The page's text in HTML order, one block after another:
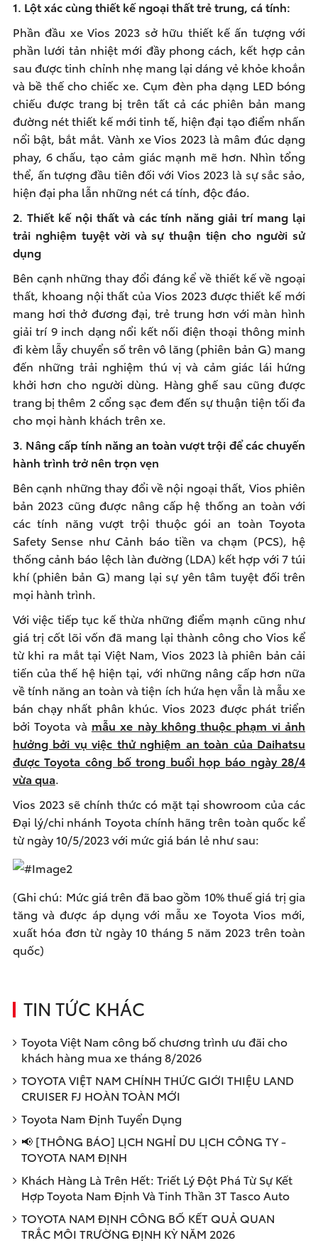
1. Lột xác cùng thiết kế ngoại thất trẻ trung, cá tính:
Phần đầu xe Vios 2023 sở hữu thiết kế ấn tượng với
phần lưới tản nhiệt mới đầy phong cách, kết hợp cản
sau được tinh chỉnh nhẹ mang lại dáng vẻ khỏe khoắn
và bề thế cho chiếc xe. Cụm đèn pha dạng LED bóng
chiếu được trang bị trên tất cả các phiên bản mang
đường nét thiết kế mới tinh tế, hiện đại tạo điểm nhấn
nổi bật, bắt mắt. Vành xe Vios 2023 là mâm đúc dạng
phay, 6 chấu, tạo cảm giác mạnh mẽ hơn. Nhìn tổng
thể, ấn tượng đầu tiên đối với Vios 2023 là sự sắc sảo,
hiện đại pha lẫn những nét cá tính, độc đáo.
2. Thiết kế nội thất và các tính năng giải trí mang lại
trải nghiệm tuyệt vời và sự thuận tiện cho người sử
dụng
Bên cạnh những thay đổi đáng kể về thiết kế về ngoại
thất, khoang nội thất của Vios 2023 được thiết kế mới
mang hơi thở đương đại, trẻ trung hơn với màn hình
giải trí 9 inch dạng nổi kết nối điện thoại thông minh
đi kèm lẫy chuyển số trên vô lăng (phiên bản G) mang
đến những trải nghiệm thú vị và cảm giác lái hứng
khởi hơn cho người dùng. Hàng ghế sau cũng được
trang bị thêm 2 cổng sạc đem đến sự thuận tiện tối đa
cho mọi hành khách trên xe.
3. Nâng cấp tính năng an toàn vượt trội để các chuyến
hành trình trở nên trọn vẹn
Bên cạnh những thay đổi về nội ngoại thất, Vios phiên
bản 2023 cũng được nâng cấp hệ thống an toàn với
các tính năng vượt trội thuộc gói an toàn Toyota
Safety Sense như Cảnh báo tiền va chạm (PCS), hệ
thống cảnh báo lệch làn đường (LDA) kết hợp với 7 túi
khí (phiên bản G) mang lại sự yên tâm tuyệt đối trên
mọi hành trình.
Với việc tiếp tục kế thừa những điểm mạnh cũng như
giá trị cốt lõi vốn đã mang lại thành công cho Vios kể
từ khi ra mắt tại Việt Nam, Vios 2023 là phiên bản cải
tiến của thế hệ hiện tại, với những nâng cấp hơn nữa
về tính năng an toàn và tiện ích hứa hẹn vẫn là mẫu xe
bán chạy nhất phân khúc. Vios 2023 được phát triển
bởi Toyota và mẫu xe này không thuộc phạm vi ảnh
hưởng bởi vụ việc thử nghiệm an toàn của Daihatsu
được Toyota công bố trong buổi họp báo ngày 28/4
vừa qua.
Vios 2023 sẽ chính thức có mặt tại showroom của các
Đại lý/chi nhánh Toyota chính hãng trên toàn quốc kể
từ ngày 10/5/2023 với mức giá bán lẻ như sau:
(Ghi chú: Mức giá trên đã bao gồm 10% thuế giá trị gia
tăng và được áp dụng với mẫu xe Toyota Vios mới,
xuất hóa đơn từ ngày 10 tháng 5 năm 2023 trên toàn
quốc)
TIN TỨC KHÁC
Toyota Việt Nam công bố chương trình ưu đãi cho
khách hàng mua xe tháng 8/2026
TOYOTA VIỆT NAM CHÍNH THỨC GIỚI THIỆU LAND
CRUISER FJ HOÀN TOÀN MỚI
Toyota Nam Định Tuyển Dụng
📢 [THÔNG BÁO] LỊCH NGHỈ DU LỊCH CÔNG TY -
TOYOTA NAM ĐỊNH
Khách Hàng Là Trên Hết: Triết Lý Đột Phá Từ Sự Kết
Hợp Toyota Nam Định Và Tinh Thần 3T Tasco Auto
TOYOTA NAM ĐỊNH CÔNG BỐ KẾT QUẢ QUAN
TRẮC MÔI TRƯỜNG ĐỊNH KỲ NĂM 2026